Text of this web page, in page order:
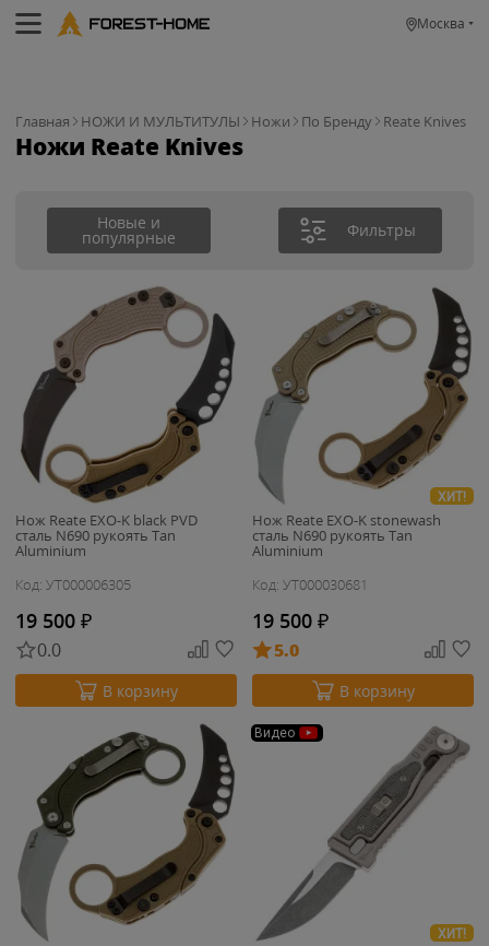
Москва
Главная НОЖИ И МУЛЬТИТУЛЫ Ножи По Бренду Reate Knives
Ножи Reate Knives
Новые и
популярные Фильтры
Нож Reate EXO-K black PVD
сталь N690 рукоять Tan
Aluminium
Код: УТ000006305
19 500 ₽
0.0
В корзину
ХИТ!
Нож Reate EXO-K stonewash
сталь N690 рукоять Tan
Aluminium
Код: УТ000030681
19 500 ₽
5.0
В корзину
Видео
ХИТ!